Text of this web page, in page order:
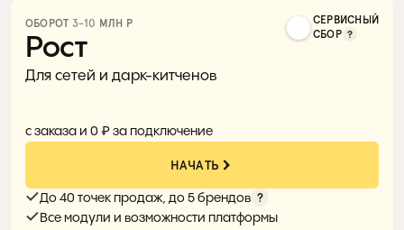
ОБОРОТ 3-10 МЛН Р
Рост
Для сетей и дарк-китченов
СЕРВИСНЫЙ
СБОР
с заказа и 0 ₽ за подключение
НАЧАТЬ
До 40 точек продаж, до 5 брендов
Все модули и возможности платформы